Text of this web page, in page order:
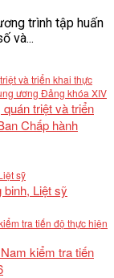
trình tập huấn
và...
triệt và triển
Chấp hành
binh, Liệt sỹ
kiểm tra tiến